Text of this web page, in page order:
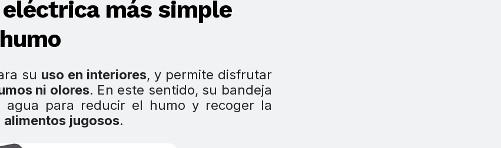
más simple
su uso en interiores, y permite disfrutar
ni olores. En este sentido, su bandeja
para reducir el humo y recoger la
alimentos jugosos.